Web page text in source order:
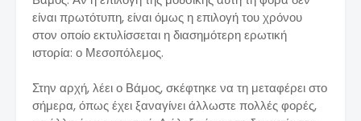
είναι πρωτότυπη, είναι όμως η επιλογή του χρόνου
στον οποίο εκτυλίσσεται η διασημότερη ερωτική
ιστορία: ο Μεσοπόλεμος.
Στην αρχή, λέει ο Βάμος, σκέφτηκε να τη μεταφέρει στο
σήμερα, όπως έχει ξαναγίνει άλλωστε πολλές φορές,